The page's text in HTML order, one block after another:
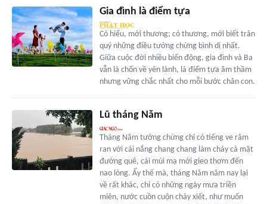
Gia đình là điểm tựa
Có hiểu, mới thương; có thương, mới biết trân
quý những điều tưởng chừng bình dị nhất.
Giữa cuộc đời nhiều biến động, gia đình và Ba
vẫn là chốn về yên lành, là điểm tựa âm thầm
nhưng vững chắc nhất cho mỗi bước chân con.
Lũ tháng Năm
Tháng Năm tưởng chừng chỉ có tiếng ve râm
ran với cái nắng chang chang làm cháy cả mặt
đường quê, cái mùi mạ mới gieo thơm đến
nao lòng. Ấy thế mà, tháng Năm năm nay lại
về rất khác, chỉ có những ngày mưa triền
miên, nước cuồn cuộn chảy xiết, như muốn